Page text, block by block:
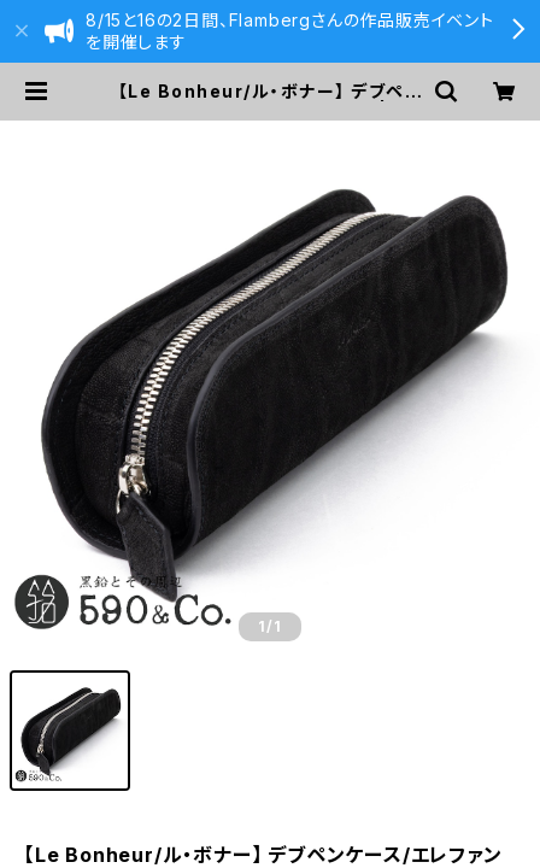
8/15と16の2日間、Flambergさんの作品販売イベント
を開催します
【Le Bonheur/ル・ボナー】 デブペン
1 /1
【Le Bonheur/ル・ボナー】 デブペンケース/エレファン